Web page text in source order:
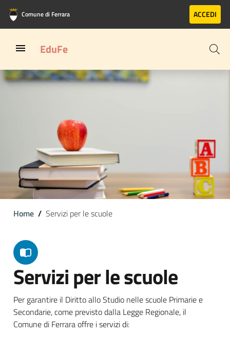
Vai al contenuto principale
Vai al footer
Comune di Ferrara ACCEDI
EduFe
Home Servizi per le scuole
Servizi per le scuole
Per garantire il Diritto allo Studio nelle scuole Primarie e
Secondarie, come previsto dalla Legge Regionale, il
Comune di Ferrara offre i servizi di: